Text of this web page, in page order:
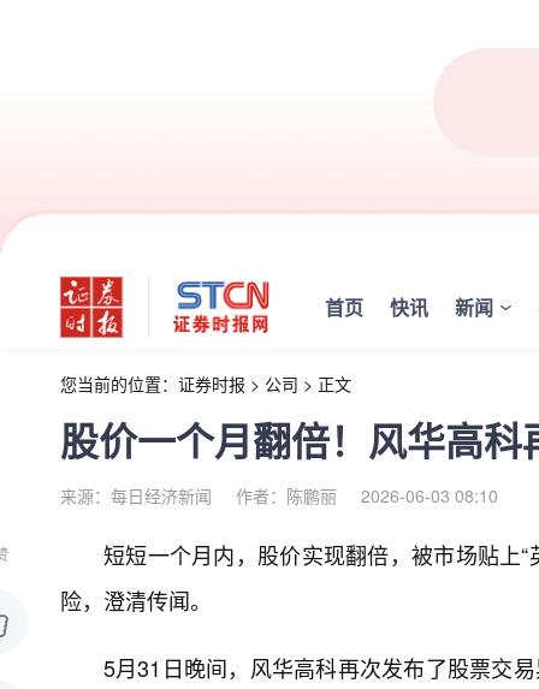
首页 快讯 新闻
您当前的位置： 证券时报 > 公司 > 正文
股价一个月翻倍！风华高
来源：每日经济新闻 作者：陈鹏丽 2026-06-03 08:10
短短一个月内，股价实现翻倍，被市场贴上
险，澄清传闻。
5月31日晚间，风华高科再次发布了股票交